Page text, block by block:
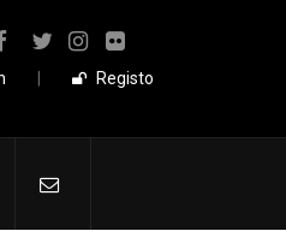
Registo